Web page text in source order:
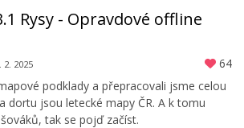
Rysy - Opravdové offline
2. 2025
64
podklady a přepracovali jsme celou
dortu jsou letecké mapy ČR. A k tomu
tak se pojď začíst.